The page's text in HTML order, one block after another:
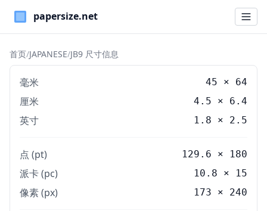
Paper Sizes
首页/JAPANESE/JB9 尺寸信息
毫米 45 × 64
厘米 4.5 × 6.4
英寸 1.8 × 2.5
点 (pt) 129.6 × 180
派卡 (pc) 10.8 × 15
像素 (px) 173 × 240